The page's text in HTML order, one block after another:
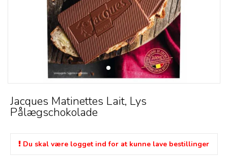
Jacques Matinettes Lait, Lys
Pålægschokolade
Du skal være logget ind for at kunne lave bestillinger